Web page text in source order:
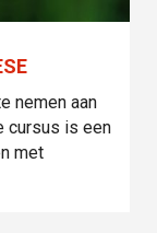
nemen aan
cursus is een
met